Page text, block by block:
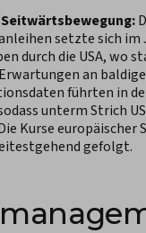
setzte sich im
durch die USA, wo
an
führten in
unterm Strich
Kurse europäischer
gefolgt.